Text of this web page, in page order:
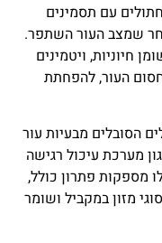
עם תסמינים
שמצב העור השתפר.
חיוניות, ויטמינים
העור, להפחתת
הסובלים מבעיות עור
מערכת עיכול רגישה
מספקות פתרון כולל,
מזון במקביל ושומר